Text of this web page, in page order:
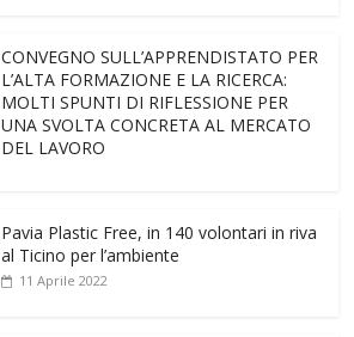
CONVEGNO SULL’APPRENDISTATO PER
L’ALTA FORMAZIONE E LA RICERCA:
MOLTI SPUNTI DI RIFLESSIONE PER
UNA SVOLTA CONCRETA AL MERCATO
DEL LAVORO
Pavia Plastic Free, in 140 volontari in riva
al Ticino per l’ambiente
11 Aprile 2022